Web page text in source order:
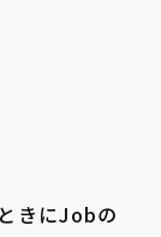
きにJobの